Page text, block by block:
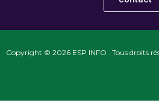
o
o
-
Copyright © 2026 ESP INFO . Tous droits